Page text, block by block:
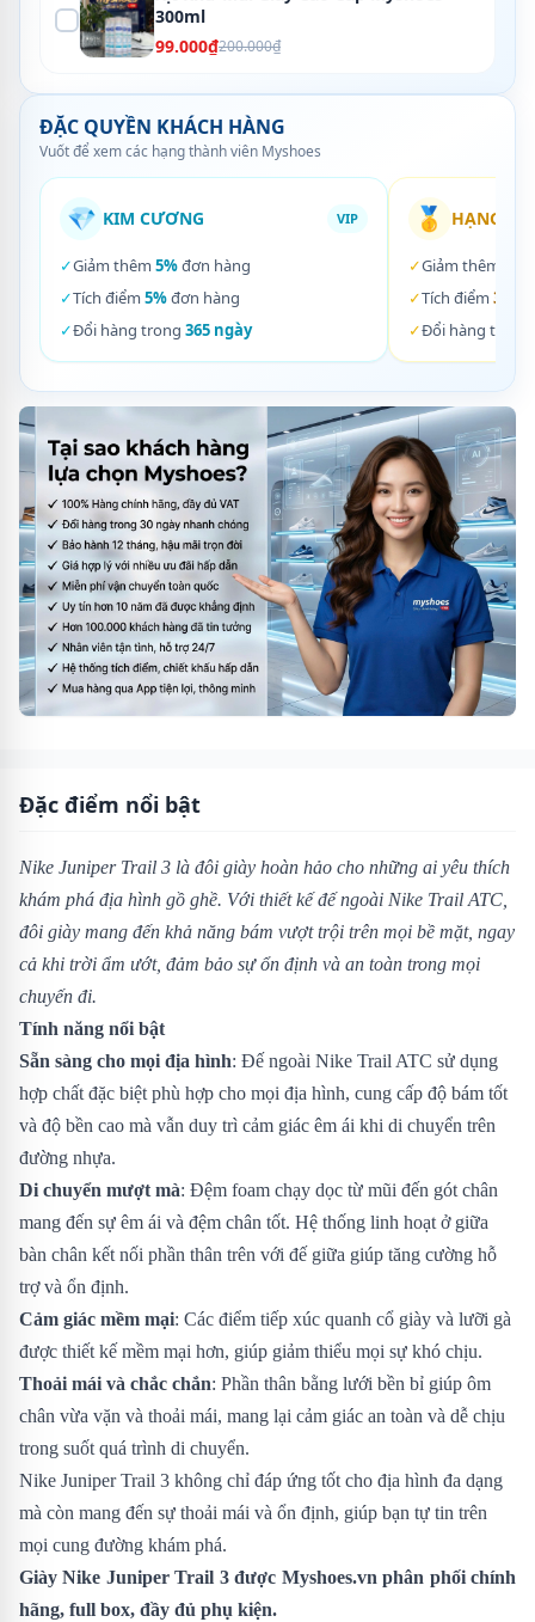
300ml
99.000₫200.000₫
ĐẶC QUYỀN KHÁCH HÀNG
Vuốt để xem các hạng thành viên Myshoes
💎 KIM CƯƠNG VIP
✓Giảm thêm 5%đơn hàng
✓Tích điểm 5%đơn hàng
✓Đổi hàng trong 365 ngày
🥇 HẠNG
✓Giảm thêm
✓Tích điểm 3%
✓Đổi hàng trong
Đặc điểm nổi bật
Nike Juniper Trail 3 là đôi giày hoàn hảo cho những ai yêu thích
khám phá địa hình gồ ghề. Với thiết kế đế ngoài Nike Trail ATC,
đôi giày mang đến khả năng bám vượt trội trên mọi bề mặt, ngay
cả khi trời ẩm ướt, đảm bảo sự ổn định và an toàn trong mọi
chuyến đi.
Tính năng nổi bật
Sẵn sàng cho mọi địa hình: Đế ngoài Nike Trail ATC sử dụng
hợp chất đặc biệt phù hợp cho mọi địa hình, cung cấp độ bám tốt
và độ bền cao mà vẫn duy trì cảm giác êm ái khi di chuyển trên
đường nhựa.
Di chuyển mượt mà: Đệm foam chạy dọc từ mũi đến gót chân
mang đến sự êm ái và đệm chân tốt. Hệ thống linh hoạt ở giữa
bàn chân kết nối phần thân trên với đế giữa giúp tăng cường hỗ
trợ và ổn định.
Cảm giác mềm mại: Các điểm tiếp xúc quanh cổ giày và lưỡi gà
được thiết kế mềm mại hơn, giúp giảm thiểu mọi sự khó chịu.
Thoải mái và chắc chắn: Phần thân bằng lưới bền bỉ giúp ôm
chân vừa vặn và thoải mái, mang lại cảm giác an toàn và dễ chịu
trong suốt quá trình di chuyển.
Nike Juniper Trail 3 không chỉ đáp ứng tốt cho địa hình đa dạng
mà còn mang đến sự thoải mái và ổn định, giúp bạn tự tin trên
mọi cung đường khám phá.
Giày Nike Juniper Trail 3 được Myshoes.vn phân phối chính
hãng, full box, đầy đủ phụ kiện.